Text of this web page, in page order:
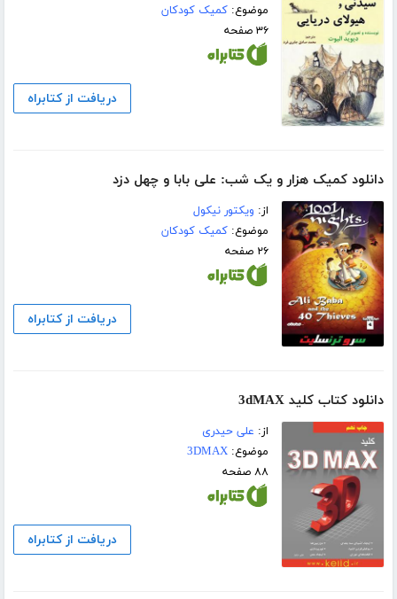
موضوع:کمیک کودکان
۳۶ صفحه
دریافت از کتابراه
دانلود کمیک هزار و یک شب: علی بابا و چهل دزد
از: ویکتور نیکول
موضوع:کمیک کودکان
۲۶ صفحه
دریافت از کتابراه
دانلود کتاب کلید 3dMAX
از: علی حیدری
موضوع:3DMAX
۸۸ صفحه
دریافت از کتابراه